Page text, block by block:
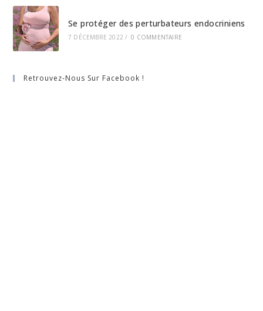
Se protéger des perturbateurs endocriniens
7 DÉCEMBRE 2022 / 0 COMMENTAIRE
Retrouvez-Nous Sur Facebook !